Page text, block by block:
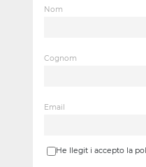
Nom
Cognom
Email
He llegit i accepto la